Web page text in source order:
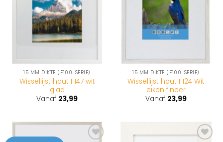
15 MM DIKTE (F100-SERIE)
Wissellijst hout F147 wit
glad
Vanaf 23,99
15 MM DIKTE (F100-SERIE)
Wissellijst hout F124 Wit
eiken fineer
Vanaf 23,99